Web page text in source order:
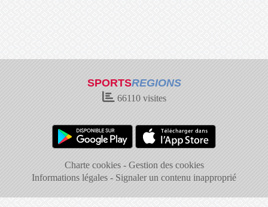
SPORTSREGIONS
66110visites
Charte cookies
Gestion des cookies
Informations légales
Signaler un contenu inapproprié